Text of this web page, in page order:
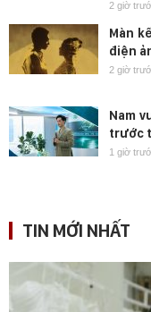
2 giờ
Màn
điện
2 giờ
Nam
trước
1 giờ
TIN MỚI NHẤT